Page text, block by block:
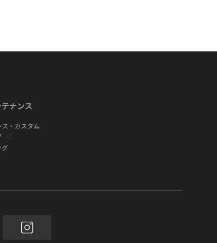
ナンス
・カスタム
グ